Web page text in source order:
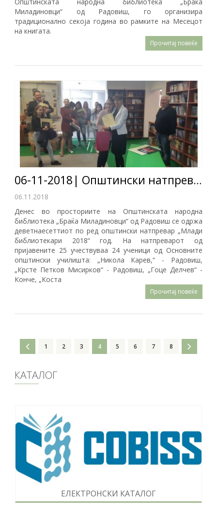
Општинската народна библиотека „Браќа
Миладиновци“ од Радовиш, го организира
традиционално секоја година во рамките на Месецот
на книгата.
Прочитај повеќе
06-11-2018| Општински натпревар Млади библиотекари 2018
06.11.2018
Денес во просториите на Општинската народна
библиотека „Браќа Миладиновци“ од Радовиш се одржа
деветнаесеттиот по ред општински натпревар „Млади
библиотекари 2018“ год. На натпреварот од
пријавените 25 учествуваа 24 ученици од Основните
општински училишта: „Никола Карев,“ - Радовиш,
„Крсте Петков Мисирков“ - Радовиш, „Гоце Делчев“ -
Конче, „Коста
Прочитај повеќе
1 2 3 4 5 6 7 8
КАТАЛОГ
ЕЛЕКТРОНСКИ КАТАЛОГ